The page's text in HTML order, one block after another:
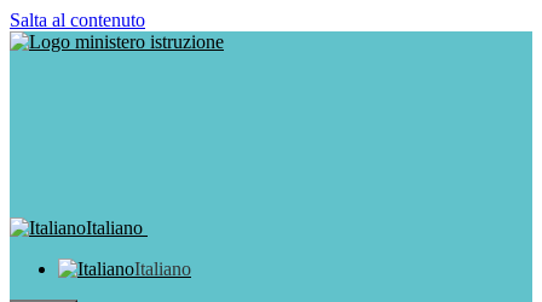
Salta al contenuto
Italiano
Italiano